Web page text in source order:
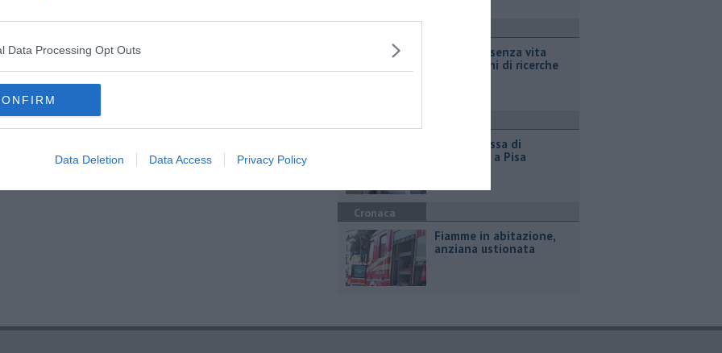
Data Processing Opt Outs
Data Deletion Data Access Privacy Policy
assistenze foiano della chiana
Ritrovato senza vita
dopo giorni di ricerche
Nuova scossa di
terremoto a Pisa
Cronaca
Fiamme in abitazione,
anziana ustionata